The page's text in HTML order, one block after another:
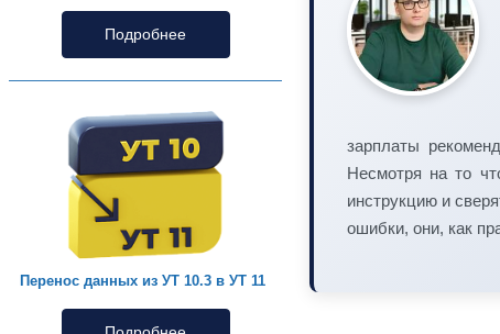
Подробнее
Перенос данных из УТ 10.3 в УТ 11
зарплаты
Несмотря на то
инструкцию и
ошибки, они, как